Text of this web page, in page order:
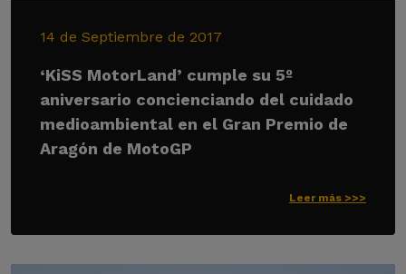
14 de Septiembre de 2017
‘KiSS MotorLand’ cumple su 5º
aniversario concienciando del cuidado
medioambiental en el Gran Premio de
Aragón de MotoGP
Leer más >>>